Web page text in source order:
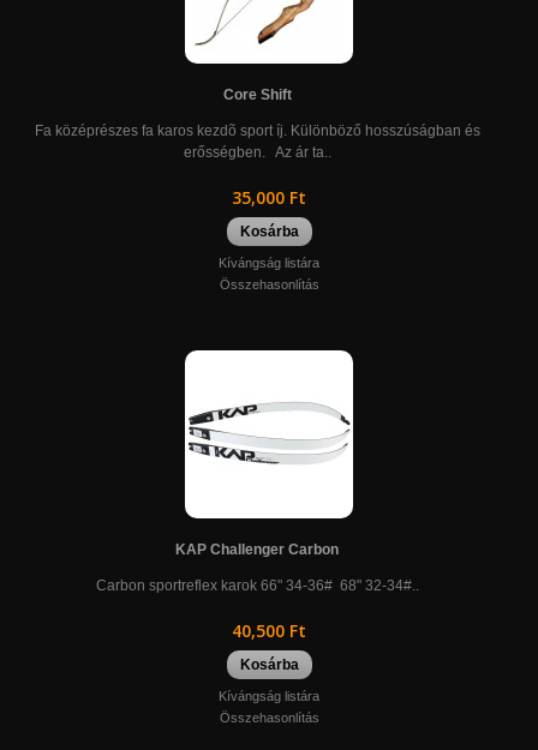
Core Shift
Fa középrészes fa karos kezdõ sport íj. Különböző hosszúságban és
erősségben. Az ár ta..
35,000 Ft
Kosárba
Kívángság listára
Összehasonlítás
KAP Challenger Carbon
Carbon sportreflex karok 66" 34-36# 68" 32-34#..
40,500 Ft
Kosárba
Kívángság listára
Összehasonlítás